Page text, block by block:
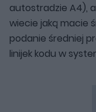
autostradzie A4),
wiecie jaką macie
podanie średniej
linijek kodu w